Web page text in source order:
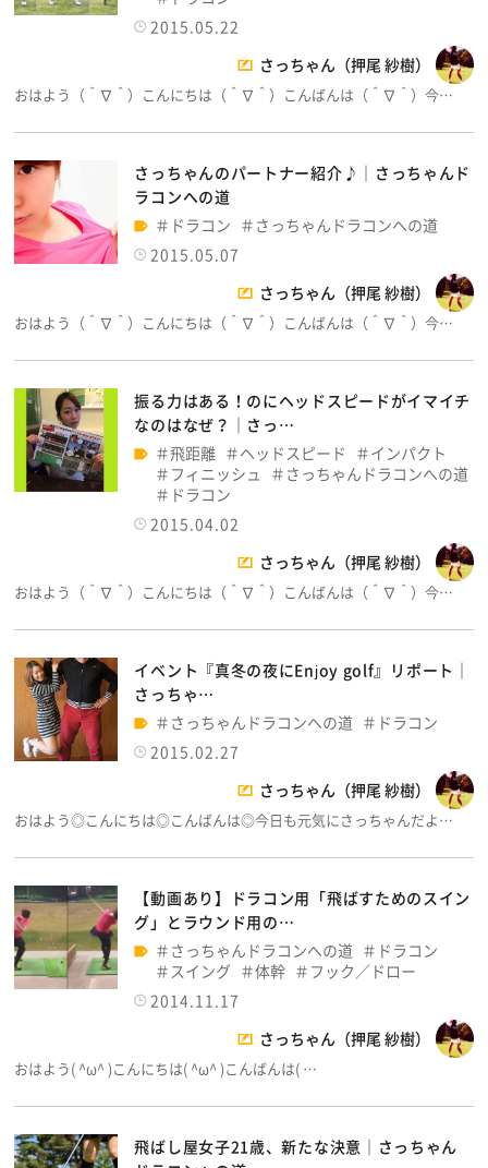
2015.05.22
さっちゃん（押尾 紗樹）
おはよう（＾∇＾）こんにちは（＾∇＾）こんばんは（＾∇＾）今…
さっちゃんのパートナー紹介♪│さっちゃんド
ラコンへの道
ドラコン
さっちゃんドラコンへの道
2015.05.07
さっちゃん（押尾 紗樹）
おはよう（＾∇＾）こんにちは（＾∇＾）こんばんは（＾∇＾）今…
振る力はある！のにヘッドスピードがイマイチ
なのはなぜ？│さっ…
飛距離
ヘッドスピード
インパクト
フィニッシュ
さっちゃんドラコンへの道
ドラコン
2015.04.02
さっちゃん（押尾 紗樹）
おはよう（＾∇＾）こんにちは（＾∇＾）こんばんは（＾∇＾）今…
イベント『真冬の夜にEnjoy golf』リポート│
さっちゃ…
さっちゃんドラコンへの道
ドラコン
2015.02.27
さっちゃん（押尾 紗樹）
おはよう◎こんにちは◎こんばんは◎今日も元気にさっちゃんだよ…
【動画あり】ドラコン用「飛ばすためのスイン
グ」とラウンド用の…
さっちゃんドラコンへの道
ドラコン
スイング
体幹
フック／ドロー
2014.11.17
さっちゃん（押尾 紗樹）
おはよう( ^ω^ )こんにちは( ^ω^ )こんばんは( …
飛ばし屋女子21歳、新たな決意│さっちゃん